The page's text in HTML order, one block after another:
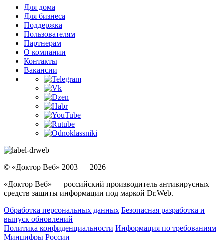
Для дома
Для бизнеса
Поддержка
Пользователям
Партнерам
О компании
Контакты
Вакансии
© «Доктор Веб» 2003 — 2026
«Доктор Веб» — российский производитель антивирусных
средств защиты информации под маркой Dr.Web.
Обработка персональных данных Безопасная разработка и
выпуск обновлений
Политика конфиденциальности Информация по требованиям
Минцифры России